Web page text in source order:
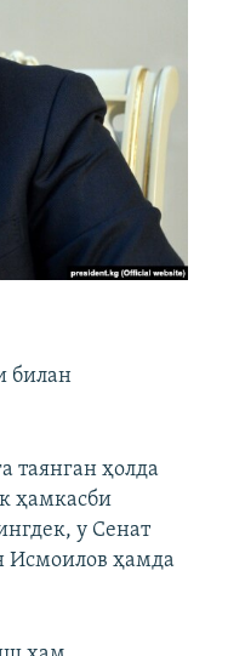
билан
таянган ҳолда
ҳамкасби
у Сенат
Исмоилов ҳамда